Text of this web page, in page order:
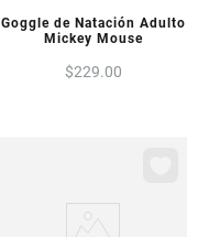
VISTA PREVIA
Goggle de Natación Adulto
Mickey Mouse
$229.00